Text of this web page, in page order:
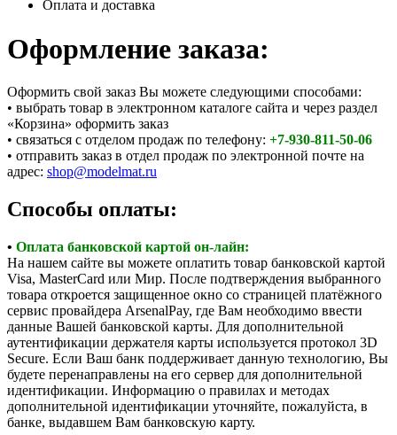
Оплата и доставка
Оформление заказа:
Оформить свой заказ Вы можете следующими способами:
• выбрать товар в электронном каталоге сайта и через раздел
«Корзина» оформить заказ
• связаться с отделом продаж по телефону: +7-930-811-50-06
• отправить заказ в отдел продаж по электронной почте на
адрес: shop@modelmat.ru
Способы оплаты:
• Оплата банковской картой он-лайн:
На нашем сайте вы можете оплатить товар банковской картой
Visa, MasterCard или Мир. После подтверждения выбранного
товара откроется защищенное окно со страницей платёжного
сервис провайдера ArsenalPay, где Вам необходимо ввести
данные Вашей банковской карты. Для дополнительной
аутентификации держателя карты используется протокол 3D
Secure. Если Ваш банк поддерживает данную технологию, Вы
будете перенаправлены на его сервер для дополнительной
идентификации. Информацию о правилах и методах
дополнительной идентификации уточняйте, пожалуйста, в
банке, выдавшем Вам банковскую карту.